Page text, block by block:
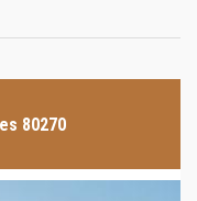
80270